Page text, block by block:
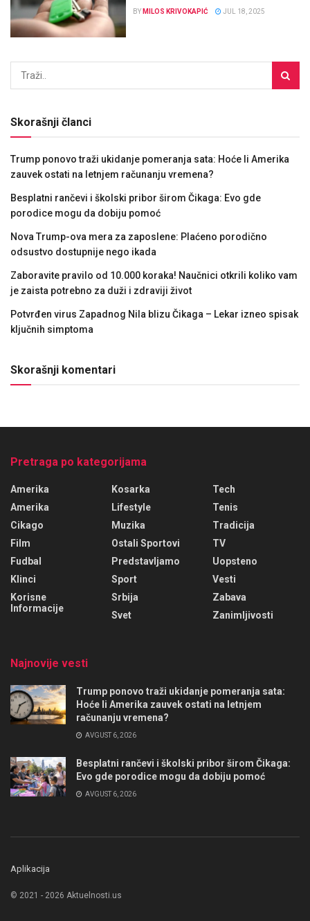
BY MILOS KRIVOKAPIĆ JUL 18, 2025
Skorašnji članci
Trump ponovo traži ukidanje pomeranja sata: Hoće li Amerika
zauvek ostati na letnjem računanju vremena?
Besplatni rančevi i školski pribor širom Čikaga: Evo gde
porodice mogu da dobiju pomoć
Nova Trump-ova mera za zaposlene: Plaćeno porodično
odsustvo dostupnije nego ikada
Zaboravite pravilo od 10.000 koraka! Naučnici otkrili koliko vam
je zaista potrebno za duži i zdraviji život
Potvrđen virus Zapadnog Nila blizu Čikaga – Lekar izneo spisak
ključnih simptoma
Skorašnji komentari
Pretraga po kategorijama
Amerika
Amerika
Cikago
Film
Fudbal
Klinci
Korisne
Informacije
Kosarka
Lifestyle
Muzika
Ostali Sportovi
Predstavljamo
Sport
Srbija
Svet
Tech
Tenis
Tradicija
TV
Uopsteno
Vesti
Zabava
Zanimljivosti
Najnovije vesti
Trump ponovo traži ukidanje pomeranja sata:
Hoće li Amerika zauvek ostati na letnjem
računanju vremena?
AVGUST 6, 2026
Besplatni rančevi i školski pribor širom Čikaga:
Evo gde porodice mogu da dobiju pomoć
AVGUST 6, 2026
Aplikacija
© 2021 - 2026 Aktuelnosti.us